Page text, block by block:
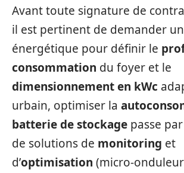
Avant toute signature de
il est pertinent de demander
énergétique pour définir le
consommation du foyer et le
dimensionnement en kWc
urbain, optimiser la
batterie de stockage passe
de solutions de monitoring et
d’optimisation (micro-